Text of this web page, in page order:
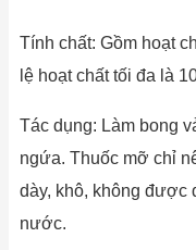
Tính chất: Gồm hoạt
lệ hoạt chất tối đa là
Tác dụng: Làm bong
ngứa. Thuốc mỡ chỉ
dày, khô, không được
nước.